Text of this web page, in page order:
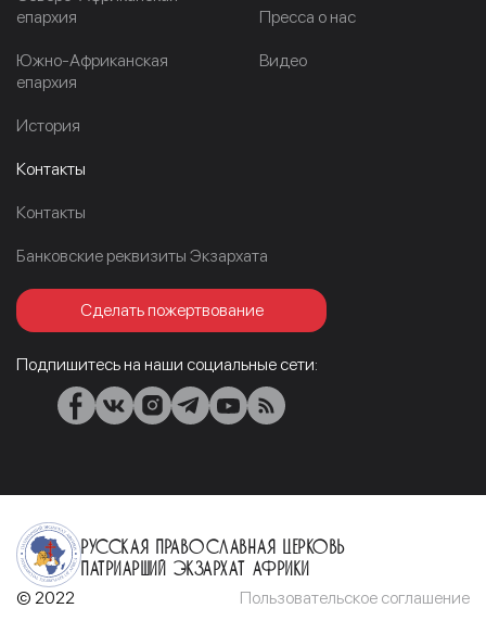
епархия
Южно-Африканская
епархия
История
Пресса о нас
Видео
Контакты
Контакты
Банковские реквизиты Экзархата
Сделать пожертвование
Подпишитесь на наши социальные сети:
Русская Православная Церковь
Патриарший Экзархат Африки
© 2022 Пользовательское соглашение